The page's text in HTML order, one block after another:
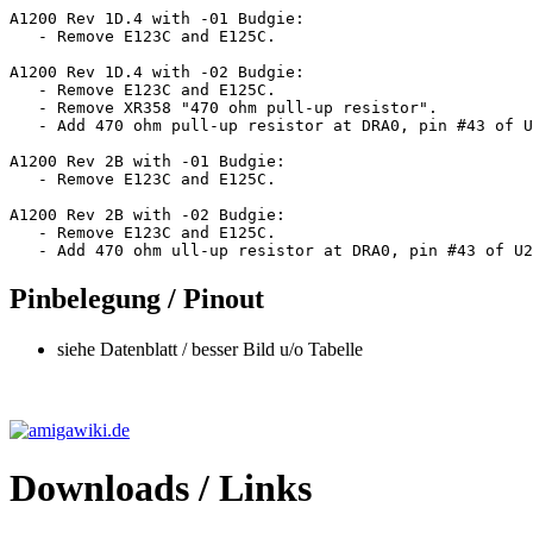
A1200 Rev 1D.4 with -01 Budgie:
   - Remove E123C and E125C.
A1200 Rev 1D.4 with -02 Budgie:
   - Remove E123C and E125C.
   - Remove XR358 "470 ohm pull-up resistor".
- Add 470 ohm pull-up resistor at DRA0, pin #43 of
A1200 Rev 2B with -01 Budgie:
   - Remove E123C and E125C.
A1200 Rev 2B with -02 Budgie:
   - Remove E123C and E125C.
- Add 470 ohm ull-up resistor at DRA0, pin #43 of
Pinbelegung / Pinout
siehe Datenblatt / besser Bild u/o Tabelle
Downloads / Links